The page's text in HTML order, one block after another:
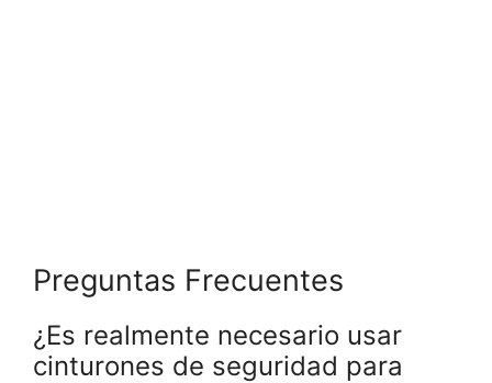
Preguntas Frecuentes
¿Es realmente necesario usar
cinturones de seguridad para